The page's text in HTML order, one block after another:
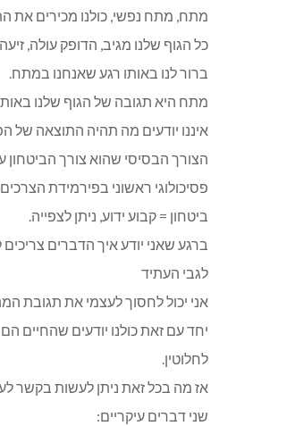
מתח, מתח נפשי, כולנו מכירים את
כל הגוף שלנו מגיב, הדופק עולה,
ברור לנו באותו רגע שאנחנו במתח.
מתח היא תגובה של הגוף שלנו
איננו יודעים מה תהיה התוצאה של
הצורך הבסיסי שהוא צורך הביטחון
פסיכולוגי ראשוני בפירמידת
ביטחון = קבוע ידוע, ניתן לצפייה.
ברגע שאני יודע איך הדברים
לגבי העתיד
אני יכול לחסוך לעצמי את תגובת
יחד עם זאת כולנו יודעים שהחיים
לחלוטין.
אז מה בכל זאת ניתן לעשות בקשר
שני דברים עיקריים: